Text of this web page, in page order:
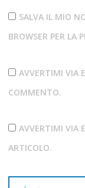
SALVA IL MIO
BROWSER PER LA
AVVERTIMI VIA
COMMENTO.
AVVERTIMI VIA
ARTICOLO.